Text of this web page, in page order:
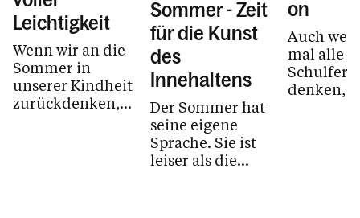
Leichtigkeit
Wenn wir an die
Sommer in
unserer Kindheit
zurückdenken,
Sommer - Zeit
für die Kunst
des
Innehaltens
Der Sommer hat
seine eigene
Sprache. Sie ist
leiser als die
on
Auch
mal alle
denken,